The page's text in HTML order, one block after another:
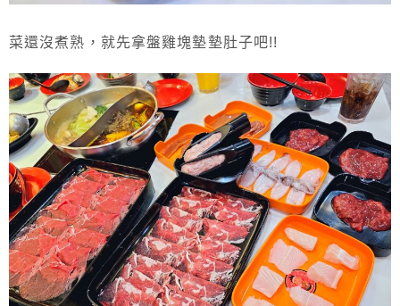
菜還沒煮熟，就先拿盤雞塊墊墊肚子吧!!